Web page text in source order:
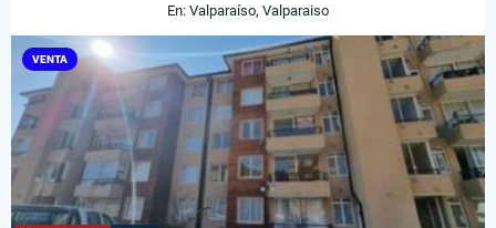
En: Valparaíso, Valparaiso
VENTA